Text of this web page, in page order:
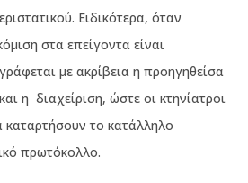
Ειδικότερα, όταν
στα επείγοντα είναι
με ακρίβεια η προηγηθείσα
η διαχείριση, ώστε οι κτηνίατροι
το κατάλληλο
πρωτόκολλο.